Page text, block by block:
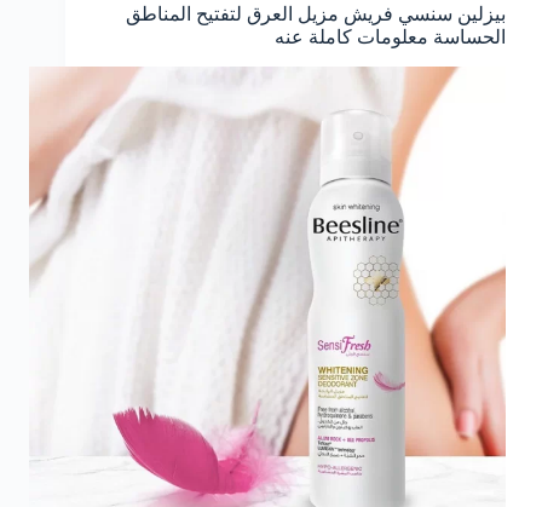
بيزلين سنسي فريش مزيل العرق لتفتيح المناطق
الحساسة معلومات كاملة عنه